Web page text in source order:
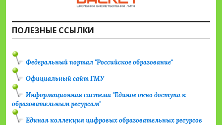
ПОЛЕЗНЫЕ ССЫЛКИ
Федеральный портал "Российское образование"
Официальный сайт ГМУ
Информационная система "Единое окно доступа к
образовательным ресурсам"
Единая коллекция цифровых образовательных ресурсов